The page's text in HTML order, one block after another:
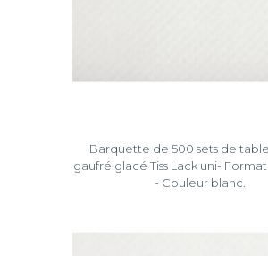
Barquette de 500 sets de
gaufré glacé Tiss Lack uni-
- Couleur blanc.